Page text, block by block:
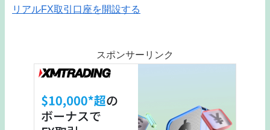
リアルFX取引口座を開設する
スポンサーリンク